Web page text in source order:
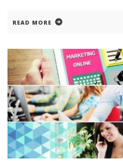
READ MORE